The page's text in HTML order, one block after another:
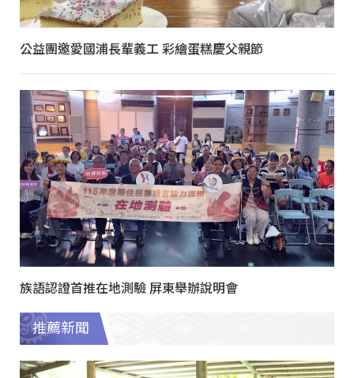
公益團邀愛國浦長輩義工 彩繪蛋糕慶父親節
族語認證首推在地測驗 屏東舉辦說明會
推薦新聞